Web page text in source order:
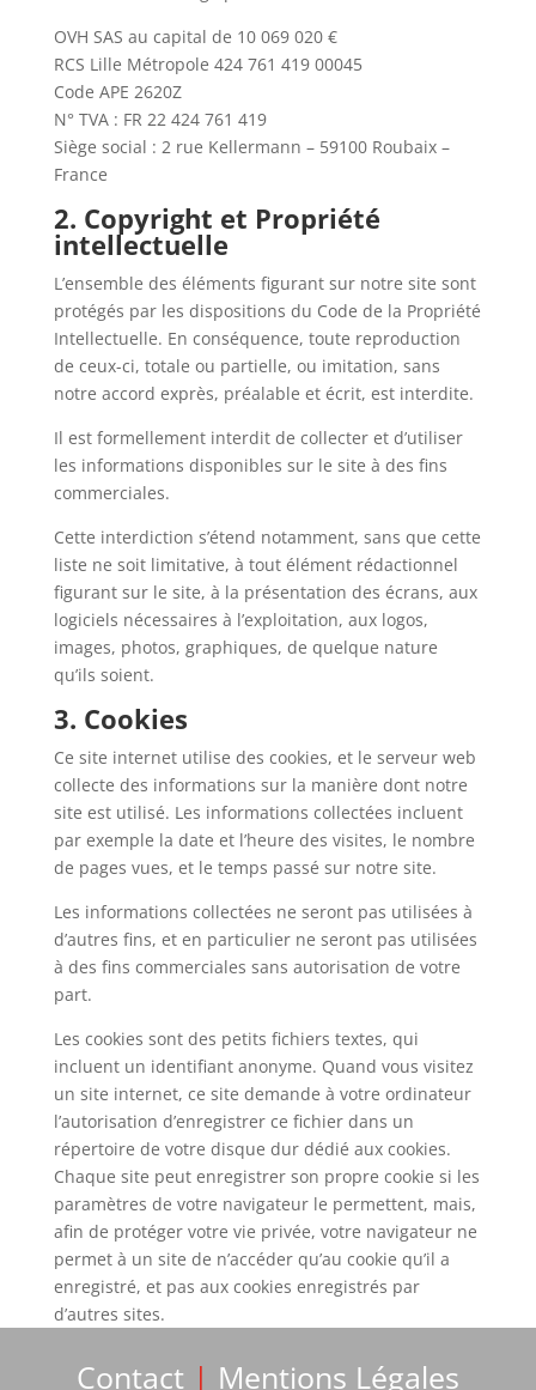
OVH SAS au capital de 10 069 020 €
RCS Lille Métropole 424 761 419 00045
Code APE 2620Z
N° TVA : FR 22 424 761 419
Siège social : 2 rue Kellermann – 59100 Roubaix –
France
2. Copyright et Propriété
intellectuelle
L’ensemble des éléments figurant sur notre site sont
protégés par les dispositions du Code de la Propriété
Intellectuelle. En conséquence, toute reproduction
de ceux-ci, totale ou partielle, ou imitation, sans
notre accord exprès, préalable et écrit, est interdite.
Il est formellement interdit de collecter et d’utiliser
les informations disponibles sur le site à des fins
commerciales.
Cette interdiction s’étend notamment, sans que cette
liste ne soit limitative, à tout élément rédactionnel
figurant sur le site, à la présentation des écrans, aux
logiciels nécessaires à l’exploitation, aux logos,
images, photos, graphiques, de quelque nature
qu’ils soient.
3. Cookies
Ce site internet utilise des cookies, et le serveur web
collecte des informations sur la manière dont notre
site est utilisé. Les informations collectées incluent
par exemple la date et l’heure des visites, le nombre
de pages vues, et le temps passé sur notre site.
Les informations collectées ne seront pas utilisées à
d’autres fins, et en particulier ne seront pas utilisées
à des fins commerciales sans autorisation de votre
part.
Les cookies sont des petits fichiers textes, qui
incluent un identifiant anonyme. Quand vous visitez
un site internet, ce site demande à votre ordinateur
l’autorisation d’enregistrer ce fichier dans un
répertoire de votre disque dur dédié aux cookies.
Chaque site peut enregistrer son propre cookie si les
paramètres de votre navigateur le permettent, mais,
afin de protéger votre vie privée, votre navigateur ne
permet à un site de n’accéder qu’au cookie qu’il a
enregistré, et pas aux cookies enregistrés par
d’autres sites.
Contact| Mentions Légales